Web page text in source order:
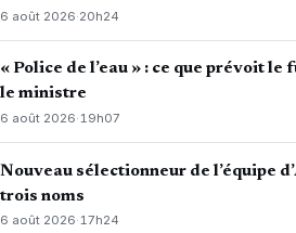
6 août 2026·20h24
« Police de l’eau » : ce que prévoit
le ministre
6 août 2026·19h07
Nouveau sélectionneur de l’équipe
trois noms
6 août 2026·17h24